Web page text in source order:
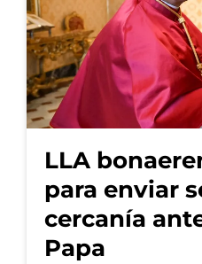
LLA
para enviar
cercanía
Papa